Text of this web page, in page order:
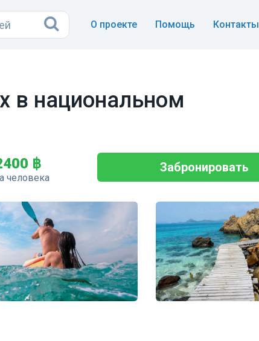
О проекте Помощь Контакты
в национальном
฿
человека
Забронировать